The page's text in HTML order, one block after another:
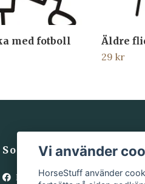
med fotboll
Äldre
29 kr
Sociala medier
Facebook
Vi använder
HorseStuff använder